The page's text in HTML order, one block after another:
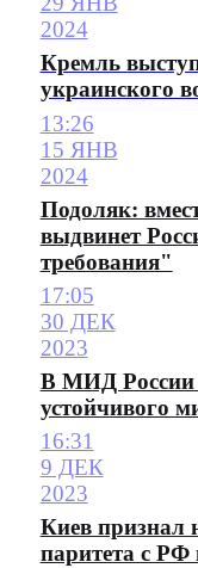
2024
Кремль
украинского
13:26
15 ЯНВ
2024
Подоляк:
выдвинет
требования"
17:05
30 ДЕК
2023
В МИД России
устойчивого
16:31
9 ДЕК
2023
Киев признал
паритета с РФ